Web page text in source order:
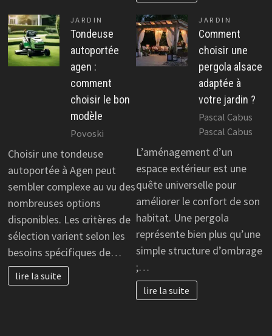
JARDIN
Tondeuse
autoportée
agen :
comment
choisir le bon
modèle
Povoski
Choisir une tondeuse
autoportée à Agen peut
sembler complexe au vu des
nombreuses options
disponibles. Les critères de
sélection varient selon les
besoins spécifiques de…
lire la suite
JARDIN
Comment
choisir une
pergola alsace
adaptée à
votre jardin ?
Pascal Cabus
Pascal Cabus
L’aménagement d’un
espace extérieur est une
quête universelle pour
améliorer le confort de son
habitat. Une pergola
représente bien plus qu’une
simple structure d’ombrage
;…
lire la suite